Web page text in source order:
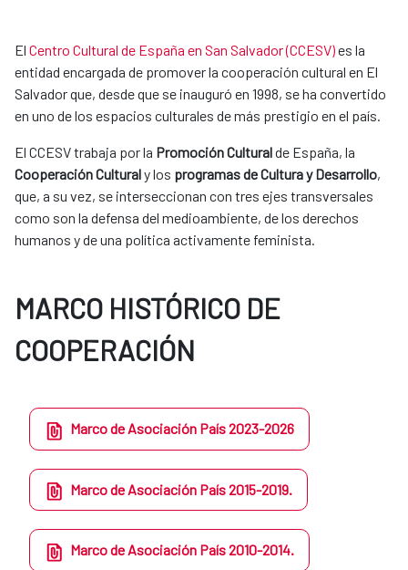
El Centro Cultural de España en San Salvador (CCESV)es la
entidad encargada de promover la cooperación cultural en El
Salvador que, desde que se inauguró en 1998, se ha convertido
en uno de los espacios culturales de más prestigio en el país.
El CCESV trabaja por la Promoción Culturalde España, la
Cooperación Culturaly los programas de Cultura y Desarrollo,
que, a su vez, se interseccionan con tres ejes transversales
como son la defensa del medioambiente, de los derechos
humanos y de una política activamente feminista.
MARCO HISTÓRICO DE
COOPERACIÓN
Marco de Asociación País 2023-2026
Marco de Asociación País 2015-2019.
​Marco de Asociación País 2010-2014.